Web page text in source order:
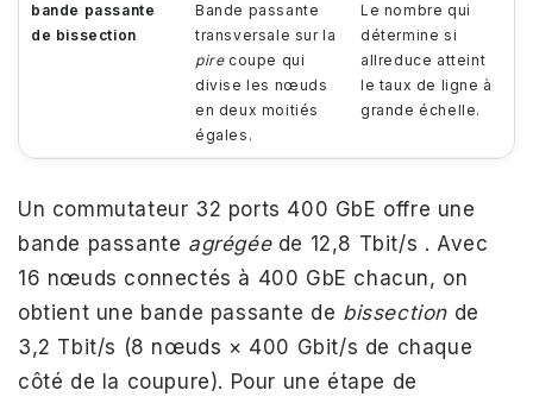
bande passante
de bissection
Bande passante
transversale sur la
pirecoupe qui
divise les nœuds
en deux moitiés
égales.
Le nombre qui
détermine si
allreduce atteint
le taux de ligne à
grande échelle.
Un commutateur 32 ports 400 GbE offre une
bande passante agrégéede 12,8 Tbit/s . Avec
16 nœuds connectés à 400 GbE chacun, on
obtient une bande passante de bissection de
3,2 Tbit/s (8 nœuds × 400 Gbit/s de chaque
côté de la coupure). Pour une étape de